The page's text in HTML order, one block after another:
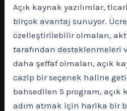
Açık kaynak yazılımlar,
birçok avantaj sunuyor.
özelleştirilebilir olmaları,
tarafından desteklenmeleri
daha şeffaf olmaları, açık
cazip bir seçenek haline
bahsedilen 5 program, açık
adım atmak için harika bir